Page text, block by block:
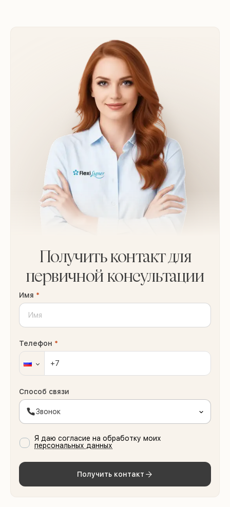
Получить контакт для
первичной консультации
Имя *
Телефон *
Способ связи
Звонок
Я даю согласие на обработку моих
персональных данных
Получить контакт